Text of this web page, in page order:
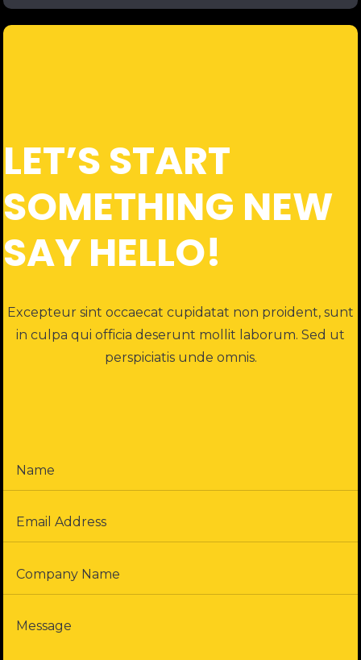
LET’S START
SOMETHING NEW
SAY HELLO!
Excepteur sint occaecat cupidatat non proident, sunt
in culpa qui officia deserunt mollit laborum. Sed ut
perspiciatis unde omnis.